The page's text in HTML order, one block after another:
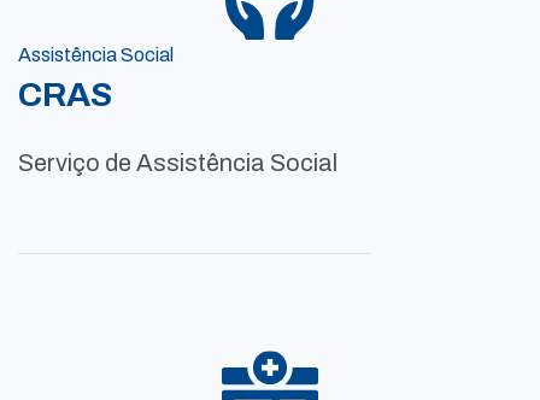
Assistência Social
CRAS
Serviço de Assistência Social